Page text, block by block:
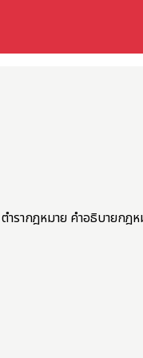
รากฎหมาย คำอธิบายกฎห